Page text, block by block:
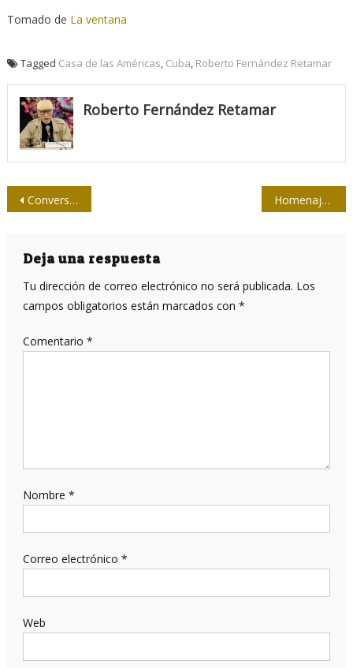
Tomado de La ventana
Tagged Casa de las Américas Cuba Roberto Fernández Retamar
Roberto Fernández Retamar
Navegación
entradas
Conversan en Santiago de Cuba con estudiantes del Colegio Universitario de Periodismo Homenaje musical por Cuba, entre la luz y el verso
Deja una respuesta
Tu dirección de correo electrónico no será publicada. Los
campos obligatorios están marcados con *
Comentario *
Nombre *
Correo electrónico *
Web